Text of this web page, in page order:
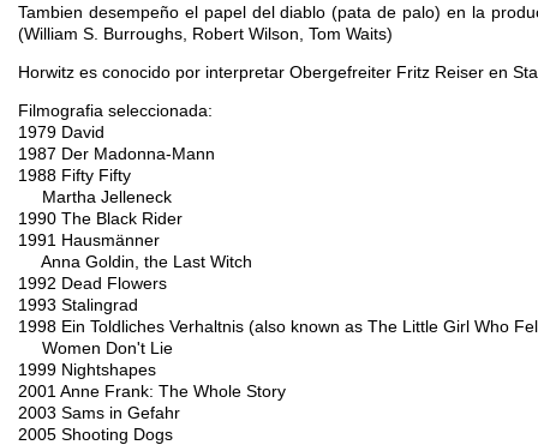
Tambien desempeño el papel del diablo (pata de palo) en la
(William S. Burroughs, Robert Wilson, Tom Waits)
Horwitz es conocido por interpretar Obergefreiter Fritz Reiser en
Filmografia seleccionada:
1979 David
1987 Der Madonna-Mann
1988 Fifty Fifty
Martha Jelleneck
1990 The Black Rider
1991 Hausmänner
Anna Goldin, the Last Witch
1992 Dead Flowers
1993 Stalingrad
1998 Ein Toldliches Verhaltnis (also known as The Little Girl Who
Women Don't Lie
1999 Nightshapes
2001 Anne Frank: The Whole Story
2003 Sams in Gefahr
2005 Shooting Dogs